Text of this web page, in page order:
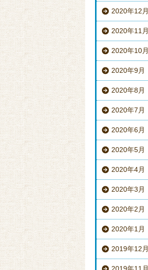
2020年12月
2020年11月
2020年10月
2020年9月
2020年8月
2020年7月
2020年6月
2020年5月
2020年4月
2020年3月
2020年2月
2020年1月
2019年12月